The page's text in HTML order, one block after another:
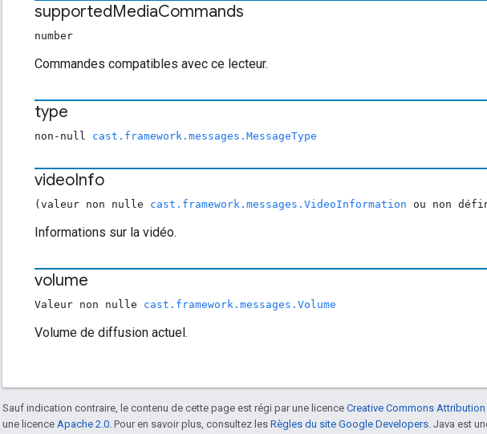
supportedMediaCommands
number
Commandes compatibles avec ce lecteur.
type
non-null cast.framework.messages.MessageType
videoInfo
(valeur non nulle cast.framework.messages.VideoInformation ou non
Informations sur la vidéo.
volume
Valeur non nulle cast.framework.messages.Volume
Volume de diffusion actuel.
Sauf indication contraire, le contenu de cette page est régi par une licence Creative Commons Attribution
une licence Apache 2.0 . Pour en savoir plus, consultez les Règles du site Google Developers . Java est